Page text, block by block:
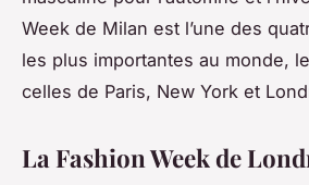
Week de Milan est l’une des
les plus importantes au monde,
celles de Paris, New York et
La Fashion Week de